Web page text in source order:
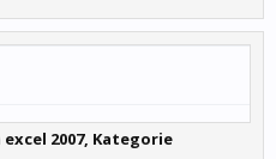
2007, Kategorie